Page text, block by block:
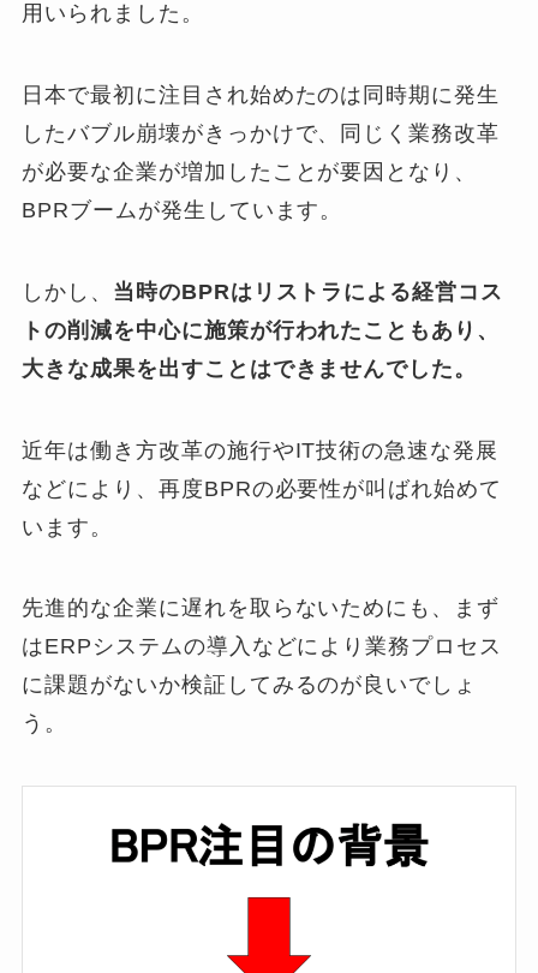
用いられました。
日本で最初に注目され始めたのは同時期に発生
したバブル崩壊がきっかけで、同じく業務改革
が必要な企業が増加したことが要因となり、
BPRブームが発生しています。
しかし、 当時のBPRはリストラによる経営コス
トの削減を中心に施策が行われたこともあり、
大きな成果を出すことはできませんでした。
近年は働き方改革の施行やIT技術の急速な発展
などにより、再度BPRの必要性が叫ばれ始めて
います。
先進的な企業に遅れを取らないためにも、まず
はERPシステムの導入などにより業務プロセス
に課題がないか検証してみるのが良いでしょ
う。